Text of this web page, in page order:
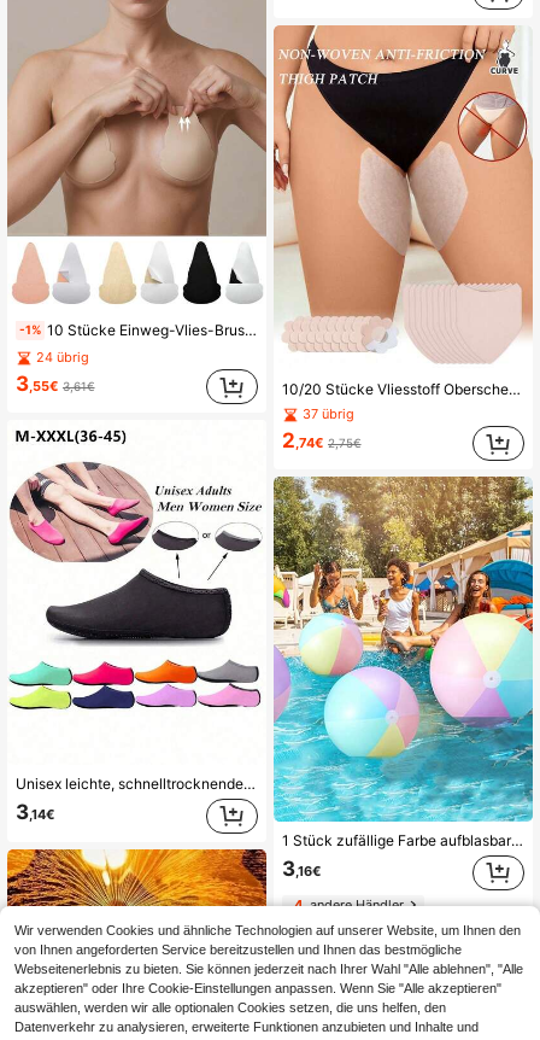
-1% 10 Stücke Einweg-Vlies-Brustblätter, schwarz kürbisförmige Vlies-Büstenpolster, schulterfreie selbstklebende hautfreundliche unsichtbare bequeme Anti-Sag Anti-Sichtbar
24 übrig
3 ,55€ 3,61€
Unisex leichte, schnelltrocknende, atmungsaktive und rutschfeste weiche Strandsocken, geeignet für Schwimmbad, Strand, Bootfahren, Wandern, Surfen, Schnorcheln, Wassersport, Strandutensilien, Poolschwimmer
3,14€
10/20 Stücke Vliesstoff Oberschenkel Reibungsschutz. Einwegmaterial zum Verhindern von Oberschenkelreiben, weich und atmungsaktiv, wasserdicht und schweißfest, unsichtbar und nahtlos. Geeignet für Sommerausflüge, Fitness, Wandern und andere Aktivitäten.
37 übrig
2,74€ 2,75€
1 Stück zufällige Farbe aufblasbarer Makronen Strandball, aus PVC hergestellt, Outdoor Spielball, Party Dekoration, geeignet für Geburtstagsparty Atmosphäre, kann als Geschenk und Fotorequisite verwendet werden
3,16€
4andere Händler
Wir verwenden Cookies und ähnliche Technologien auf unserer Website, um Ihnen den
von Ihnen angeforderten Service bereitzustellen und Ihnen das bestmögliche
Webseitenerlebnis zu bieten. Sie können jederzeit nach Ihrer Wahl "Alle ablehnen", "Alle
akzeptieren" oder Ihre Cookie-Einstellungen anpassen. Wenn Sie "Alle akzeptieren"
auswählen, werden wir alle optionalen Cookies setzen, die uns helfen, den
Datenverkehr zu analysieren, erweiterte Funktionen anzubieten und Inhalte und